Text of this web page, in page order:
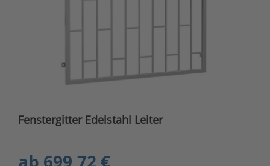
Fenstergitter Edelstahl Leiter
ab 699,72 €